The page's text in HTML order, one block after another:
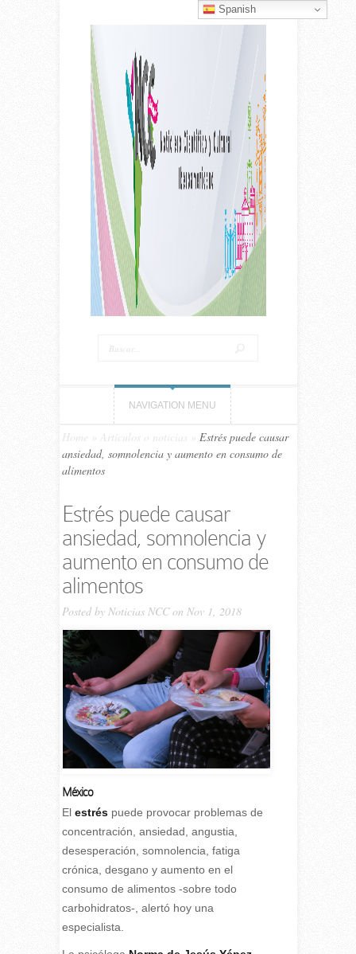
NAVIGATION MENU
Home Artículos o noticias
Estrés puede causar
ansiedad, somnolencia y aumento en consumo de
alimentos
Estrés puede causar
ansiedad, somnolencia y
aumento en consumo de
alimentos
Posted by Noticias NCCon Nov 1, 2018
México
El estréspuede provocar problemas de
concentración, ansiedad, angustia,
desesperación, somnolencia, fatiga
crónica, desgano y aumento en el
consumo de alimentos -sobre todo
carbohidratos-, alertó hoy una
especialista.
Spanish